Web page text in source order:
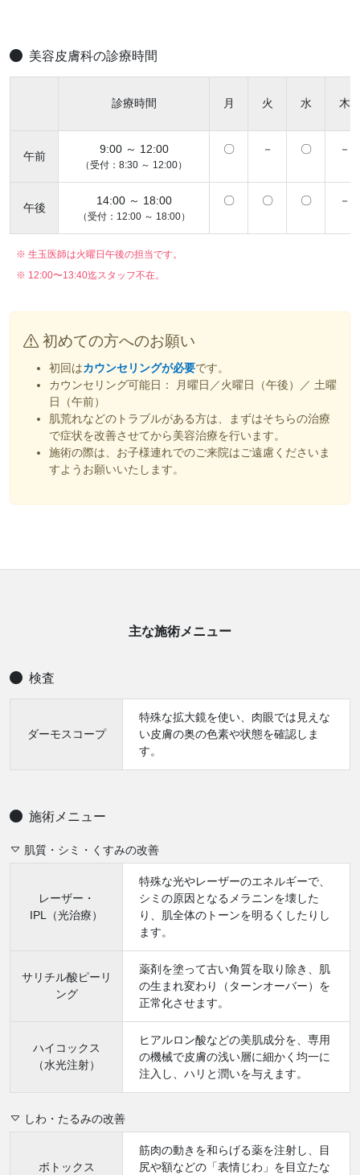
美容皮膚科の診療時間
診療時間 月 火 水 木
午前
9:00 ～ 12:00
（受付：8:30 ～ 12:00）
〇 － 〇 －
午後
14:00 ～ 18:00
（受付：12:00 ～ 18:00）
〇 〇 〇 －
※ 生玉医師は火曜日午後の担当です。
※ 12:00〜13:40迄スタッフ不在。
初めての方へのお願い
初回はカウンセリングが必要です。
カウンセリング可能日： 月曜日／火曜日（午後）／ 土曜
日（午前）
肌荒れなどのトラブルがある方は、まずはそちらの治療
で症状を改善させてから美容治療を行います。
施術の際は、お子様連れでのご来院はご遠慮くださいま
すようお願いいたします。
主な施術メニュー
検査
ダーモスコープ
特殊な拡大鏡を使い、肉眼では見えな
い皮膚の奥の色素や状態を確認しま
す。
施術メニュー
肌質・シミ・くすみの改善
レーザー・
IPL（光治療）
特殊な光やレーザーのエネルギーで、
シミの原因となるメラニンを壊した
り、肌全体のトーンを明るくしたりし
ます。
サリチル酸ピーリ
ング
薬剤を塗って古い角質を取り除き、肌
の生まれ変わり（ターンオーバー）を
正常化させます。
ハイコックス
（水光注射）
ヒアルロン酸などの美肌成分を、専用
の機械で皮膚の浅い層に細かく均一に
注入し、ハリと潤いを与えます。
しわ・たるみの改善
ボトックス
筋肉の動きを和らげる薬を注射し、目
尻や額などの「表情じわ」を目立たな